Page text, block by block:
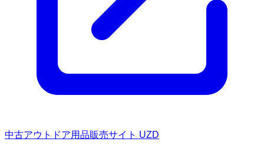
中古アウトドア用品販売サイト UZD